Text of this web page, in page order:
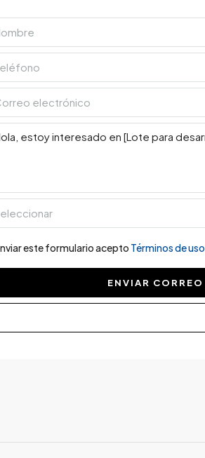
este formulario acepto Términos de uso
ENVIAR CORREO